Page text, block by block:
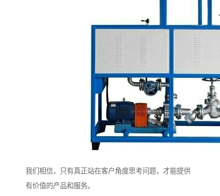
我们相信，只有真正站在客户角度思考问题，才能提供
有价值的产品和服务。